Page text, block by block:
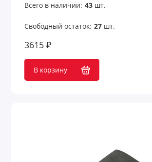
Всего в наличии: 43шт.
Свободный остаток: 27шт.
3615 ₽
В корзину